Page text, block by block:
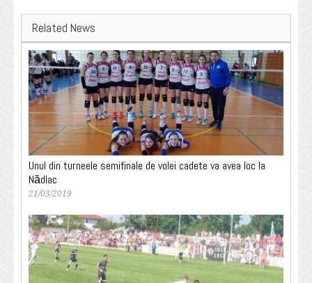
Related News
Unul din turneele semifinale de volei cadete va avea loc la
Nădlac
21/03/2019